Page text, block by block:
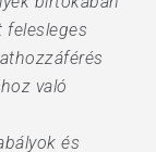
felesleges
való
és